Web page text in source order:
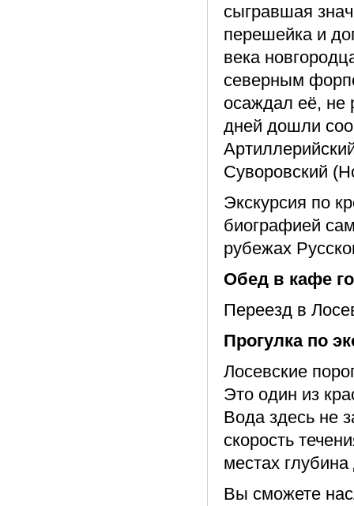
сыгравшая
перешейка и
века
северным
осаждал её, не
дней дошли
Суворовский
Экскурсия по
биографией
рубежах
Обед в кафе
Переезд в
Прогулка по
Лосевские
Это один из
Вода здесь не
скорость
местах
Вы сможете